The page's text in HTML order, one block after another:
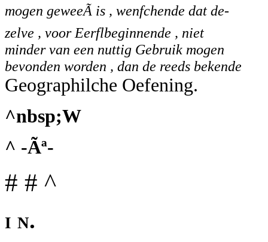
mogen geweeÃ is , wenfchende dat de-
zelve , voor Eerflbeginnende , niet
minder van een nuttig Gebruik mogen
bevonden worden , dan de reeds bekende
Geographilche Oefening.
^nbsp;W
^ -Ãª-
# # ^
i n.